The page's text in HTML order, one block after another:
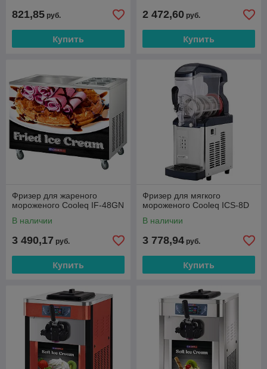
821,85 руб.
Купить
2 472,60 руб.
Купить
Фризер для жареного
мороженого Cooleq IF-48GN
В наличии
3 490,17 руб.
Купить
Фризер для мягкого
мороженого Cooleq ICS-8D
В наличии
3 778,94 руб.
Купить